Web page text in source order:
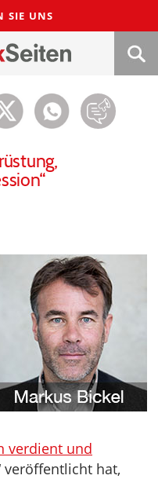
SIE UNS
verdient und
veröffentlicht hat,